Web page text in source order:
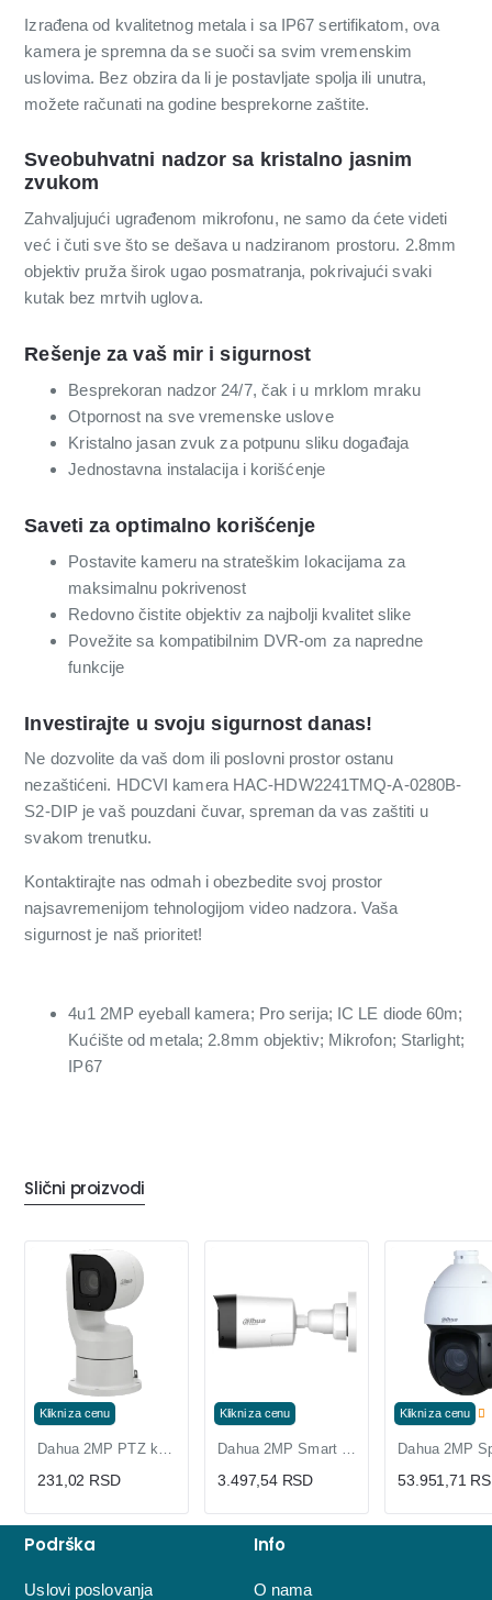
Izrađena od kvalitetnog metala i sa IP67 sertifikatom, ova
kamera je spremna da se suoči sa svim vremenskim
uslovima. Bez obzira da li je postavljate spolja ili unutra,
možete računati na godine besprekorne zaštite.
Sveobuhvatni nadzor sa kristalno jasnim
zvukom
Zahvaljujući ugrađenom mikrofonu, ne samo da ćete videti
već i čuti sve što se dešava u nadziranom prostoru. 2.8mm
objektiv pruža širok ugao posmatranja, pokrivajući svaki
kutak bez mrtvih uglova.
Rešenje za vaš mir i sigurnost
Besprekoran nadzor 24/7, čak i u mrklom mraku
Otpornost na sve vremenske uslove
Kristalno jasan zvuk za potpunu sliku događaja
Jednostavna instalacija i korišćenje
Saveti za optimalno korišćenje
Postavite kameru na strateškim lokacijama za
maksimalnu pokrivenost
Redovno čistite objektiv za najbolji kvalitet slike
Povežite sa kompatibilnim DVR-om za napredne
funkcije
Investirajte u svoju sigurnost danas!
Ne dozvolite da vaš dom ili poslovni prostor ostanu
nezaštićeni. HDCVI kamera HAC-HDW2241TMQ-A-0280B-
S2-DIP je vaš pouzdani čuvar, spreman da vas zaštiti u
svakom trenutku.
Kontaktirajte nas odmah i obezbedite svoj prostor
najsavremenijom tehnologijom video nadzora. Vaša
sigurnost je naš prioritet!
4u1 2MP eyeball kamera; Pro serija; IC LE diode 60m;
Kućište od metala; 2.8mm objektiv; Mikrofon; Starlight;
IP67
Slični proizvodi
Klikni za cenu
Dahua 2MP PTZ kamera 25x zum sa IC dometom 150m i Auto Tracking PTZ1A225
231,02 RSD
Klikni za cenu
Dahua 2MP Smart Dual Light HDCVI Bullet Kamera sa Two-way Talk
3.497,54 RSD
Klikni za cenu
53.951,71
Podrška
Uslovi poslovanja
Info
O nama